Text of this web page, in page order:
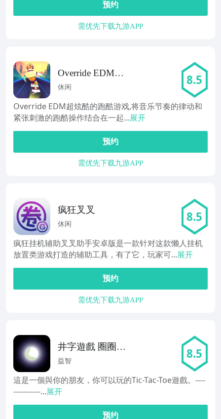
预约
需优先下载九游APP
Override EDM跑
酷
休闲 8.5
Override EDM超炫酷的跑酷游戏,将音乐节奏的律动和
紧张刺激的跑酷操作结合在一起...展开
预约
需优先下载九游APP
疯狂叉叉
休闲 8.5
疯狂挂机辅助叉叉助手安卓版是一款针对这款懒人挂机
放置类游戏打造的辅助工具，有了它，玩家可...展开
预约
需优先下载九游APP
井字遊戲 圈圈叉
叉 MyStarMoon
益智 8.5
這是一個與你的朋友，你可以玩的Tic-Tac-Toe遊戲。----
-----------...展开
预约